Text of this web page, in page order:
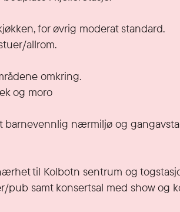
for øvrig moderat standard.
allrom.
omkring.
og moro
nærmiljø og
til Kolbotn sentrum og
samt konsertsal med show og